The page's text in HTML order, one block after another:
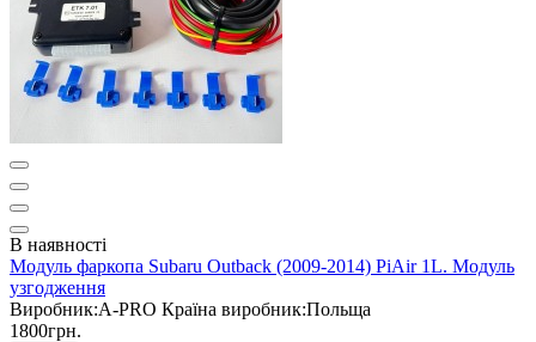
В наявності
Модуль фаркопа Subaru Outback (2009-2014) PiAir 1L. Модуль
узгодження
Виробник:A-PRO Країна виробник:Польща
1800грн.